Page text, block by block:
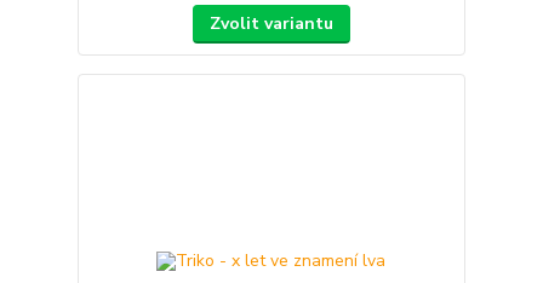
Zvolit variantu